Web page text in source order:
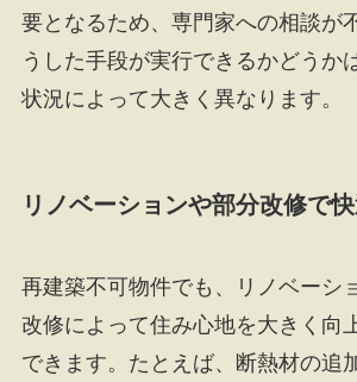
要となるため、専門家への相談が
うした手段が実行できるかどうか
状況によって大きく異なります。
リノベーションや部分改修で
再建築不可物件でも、リノベーシ
改修によって住み心地を大きく向
できます。たとえば、断熱材の追